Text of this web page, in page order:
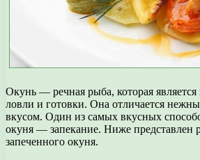
Окунь — речная рыба, которая
ловли и готовки. Она отличается
вкусом. Один из самых вкусных
окуня — запекание. Ниже представлен
запеченного окуня.